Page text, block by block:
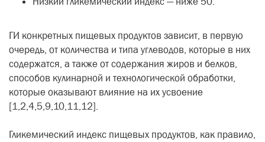
ГИ конкретных пищевых продуктов зависит, в первую
очередь, от количества и типа углеводов, которые в них
содержатся, а также от содержания жиров и белков,
способов кулинарной и технологической обработки,
которые оказывают влияние на их усвоение
[1,2,4,5,9,10,11,12].
Гликемический индекс пищевых продуктов, как правило,